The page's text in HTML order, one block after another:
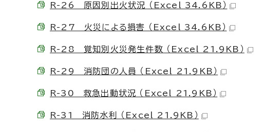
R-26 原因別出火状況 （Excel 34.6KB）
R-27 火災による損害 （Excel 34.6KB）
R-28 覚知別火災発生件数 （Excel 21.9KB）
R-29 消防団の人員 （Excel 21.9KB）
R-30 救急出動状況 （Excel 21.9KB）
R-31 消防水利 （Excel 21.9KB）